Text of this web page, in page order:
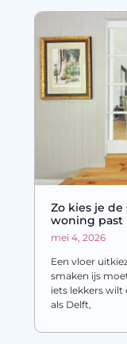
Zo kies je
woning past
mei 4, 2026
Een vloer
smaken ijs
iets lekkers wilt
als Delft,